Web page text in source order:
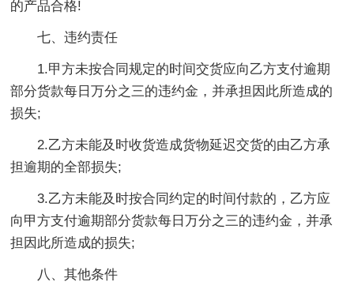
的产品合格!
七、违约责任
1.甲方未按合同规定的时间交货应向乙方支付逾期
部分货款每日万分之三的违约金，并承担因此所造成的
损失;
2.乙方未能及时收货造成货物延迟交货的由乙方承
担逾期的全部损失;
3.乙方未能及时按合同约定的时间付款的，乙方应
向甲方支付逾期部分货款每日万分之三的违约金，并承
担因此所造成的损失;
八、其他条件